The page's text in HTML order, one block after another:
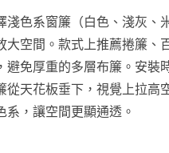
淺色系窗簾（白色、淺灰、
大空間。款式上推薦捲簾、
避免厚重的多層布簾。安裝
從天花板垂下，視覺上拉高
系，讓空間更顯通透。